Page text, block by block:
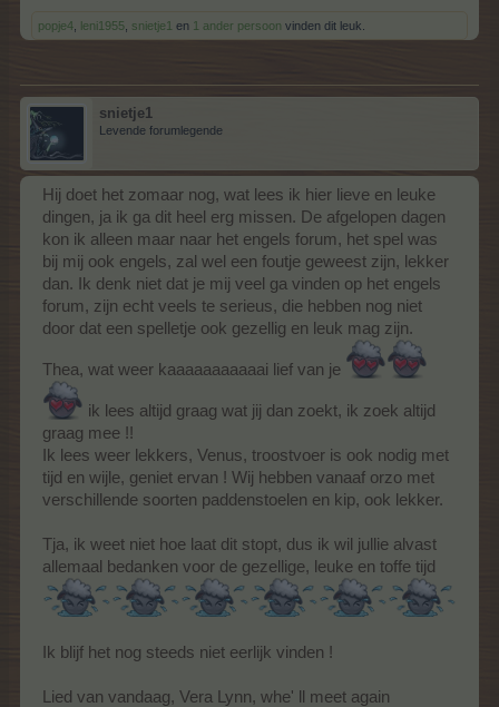
popje4 leni1955 snietje1 en 1 ander persoon vinden dit leuk.
snietje1
Levende forumlegende
Hij doet het zomaar nog, wat lees ik hier lieve en leuke
dingen, ja ik ga dit heel erg missen. De afgelopen dagen
kon ik alleen maar naar het engels forum, het spel was
bij mij ook engels, zal wel een foutje geweest zijn, lekker
dan. Ik denk niet dat je mij veel ga vinden op het engels
forum, zijn echt veels te serieus, die hebben nog niet
door dat een spelletje ook gezellig en leuk mag zijn.
Thea, wat weer kaaaaaaaaaaai lief van je
ik lees altijd graag wat jij dan zoekt, ik zoek altijd
graag mee !!
Ik lees weer lekkers, Venus, troostvoer is ook nodig met
tijd en wijle, geniet ervan ! Wij hebben vanaaf orzo met
verschillende soorten paddenstoelen en kip, ook lekker.
Tja, ik weet niet hoe laat dit stopt, dus ik wil jullie alvast
allemaal bedanken voor de gezellige, leuke en toffe tijd
Ik blijf het nog steeds niet eerlijk vinden !
Lied van vandaag, Vera Lynn, whe' ll meet again